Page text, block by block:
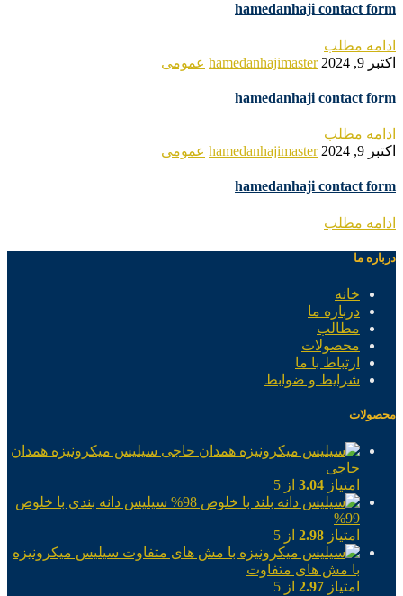
hamedanhaji contact form
ادامه مطلب
اکتبر 9, 2024
hamedanhajimaster عمومی
hamedanhaji contact form
ادامه مطلب
اکتبر 9, 2024
hamedanhajimaster عمومی
hamedanhaji contact form
ادامه مطلب
درباره ما
خانه
درباره ما
مطالب
محصولات
ارتباط با ما
شرایط و ضوابط
محصولات
سیلیس میکرونیزه همدان
حاجی
امتیاز 3.04 از 5
سیلیس دانه بندی با خلوص
99%
امتیاز 2.98 از 5
سیلیس میکرونیزه
با مش های متفاوت
امتیاز 2.97 از 5